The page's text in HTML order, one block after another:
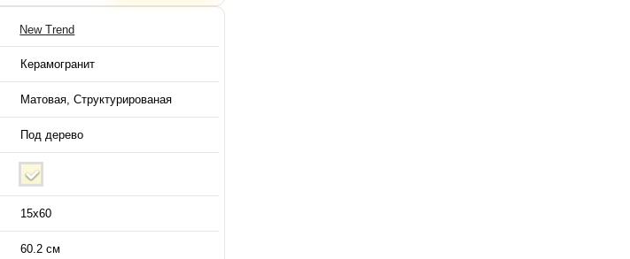
New Trend
Керамогранит
Матовая, Структурированая
Под дерево
15х60
60.2 см